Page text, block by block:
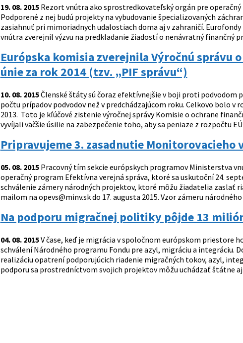
19. 08. 2015Rezort vnútra ako sprostredkovateľský orgán pre
Podporené z nej budú projekty na vybudovanie špecializovaných
zasiahnuť pri mimoriadnych udalostiach doma aj v zahraničí.
vnútra zverejnil výzvu na predkladanie žiadostí o nenávratný finančný
Európska komisia zverejnila Výročnú správu
únie za rok 2014 (tzv. „PIF správu“)
10. 08. 2015Členské štáty sú čoraz efektívnejšie v boji proti podvodom
počtu prípadov podvodov než v predchádzajúcom roku. Celkovo bolo v
2013. Toto je kľúčové zistenie výročnej správy Komisie o ochrane
vyvíjali väčšie úsilie na zabezpečenie toho, aby sa peniaze z rozpočtu EÚ
Pripravujeme 3. zasadnutie Monitorovacieho
05. 08. 2015Pracovný tím sekcie európskych programov Ministerstva
operačný program Efektívna verejná správa, ktoré sa uskutoční 24.
schválenie zámery národných projektov, ktoré môžu žiadatelia zaslať
mailom na opevs@minv.sk do 17. augusta 2015. Vzor zámeru
Na podporu migračnej politiky pôjde 13
04. 08. 2015V čase, keď je migrácia v spoločnom európskom priestore
schválení Národného programu Fondu pre azyl, migráciu a integráciu.
realizáciu opatrení podporujúcich riadenie migračných tokov, azyl,
podporu sa prostredníctvom svojich projektov môžu uchádzať štátne